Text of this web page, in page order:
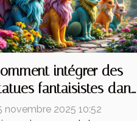
intégrer des
fantaisistes dans
décoration de jardin ?
novembre 2025 10:52